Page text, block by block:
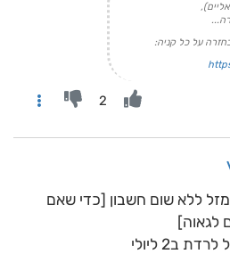
על כל קניה:
2
ללא שום חשבון [כדי שאם
לגאוה]
ב2 ליולי